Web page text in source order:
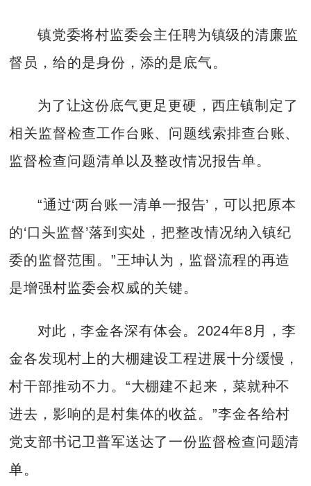
镇党委将村监委会主任聘为镇级的清廉监
督员，给的是身份，添的是底气。
为了让这份底气更足更硬，西庄镇制定了
相关监督检查工作台账、问题线索排查台账、
监督检查问题清单以及整改情况报告单。
“通过‘两台账一清单一报告’，可以把原本
的‘口头监督’落到实处，把整改情况纳入镇纪
委的监督范围。”王坤认为，监督流程的再造
是增强村监委会权威的关键。
对此，李金各深有体会。2024年8月，李
金各发现村上的大棚建设工程进展十分缓慢，
村干部推动不力。“大棚建不起来，菜就种不
进去，影响的是村集体的收益。”李金各给村
党支部书记卫普军送达了一份监督检查问题清
单。